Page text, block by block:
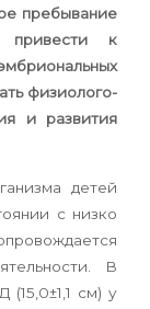
пребывание
к
физиолого-
и развития
детей
с низко
В
(15,0±1,1 см) у